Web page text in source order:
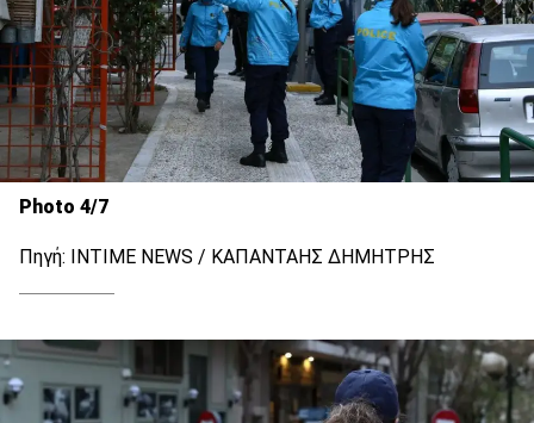
Photo 4/7
Πηγή: INTIME NEWS / ΚΑΠΑΝΤΑΗΣ ΔΗΜΗΤΡΗΣ